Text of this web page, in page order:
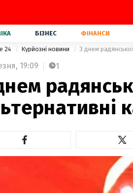
БІЗНЕС ФІНАНСИ
24 Курйозні новини З днем
19:09 1